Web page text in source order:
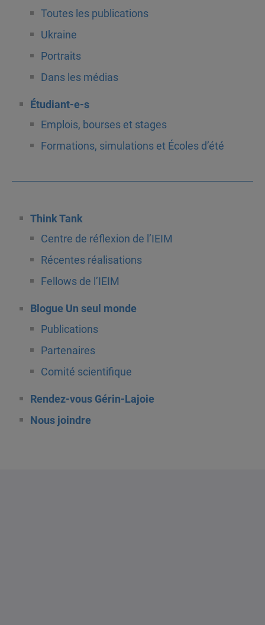
Toutes les publications
Ukraine
Portraits
Dans les médias
Étudiant-e-s
Emplois, bourses et stages
Formations, simulations et Écoles d’été
Think Tank
Centre de réflexion de l’IEIM
Récentes réalisations
Fellows de l’IEIM
Blogue Un seul monde
Publications
Partenaires
Comité scientifique
Rendez-vous Gérin-Lajoie
Nous joindre